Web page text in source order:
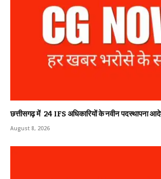
छत्तीसगढ़ में 24 IFS अधिकारियों के नवीन पदस्थापना
August 8, 2026